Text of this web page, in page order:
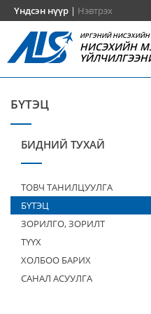
Үндсэн нүүр | Нэвтрэх
ИРГЭНИЙ НИСЭХИЙН
НИСЭХИЙН
БҮТЭЦ
БИДНИЙ ТУХАЙ
ТОВЧ ТАНИЛЦУУЛГА
БҮТЭЦ
ЗОРИЛГО, ЗОРИЛТ
ТҮҮХ
ХОЛБОО БАРИХ
САНАЛ АСУУЛГА